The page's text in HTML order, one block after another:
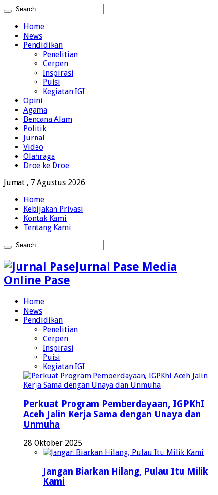
Home
News
Pendidikan
Penelitian
Cerpen
Inspirasi
Puisi
Kegiatan IGI
Opini
Agama
Bencana Alam
Politik
Jurnal
Video
Olahraga
Droe ke Droe
Jumat , 7 Agustus 2026
Home
Kebijakan Privasi
Kontak Kami
Tentang Kami
Jurnal Pase Media
Online Pase
Home
News
Pendidikan
Penelitian
Cerpen
Inspirasi
Puisi
Kegiatan IGI
Perkuat Program Pemberdayaan, IGPKhI
Aceh Jalin Kerja Sama dengan Unaya dan
Unmuha
28 Oktober 2025
Jangan Biarkan Hilang, Pulau Itu Milik
Kami